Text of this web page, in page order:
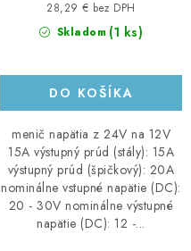
Skladom (1 ks)
28,29 € bez DPH
DO KOŠÍKA
menič napätia z 24V na 12V
15A výstupný prúd (stály): 15A
výstupný prúd (špičkový): 20A
nominálne vstupné napätie (DC):
20 - 30V nominálne výstupné
napätie (DC): 12 -...